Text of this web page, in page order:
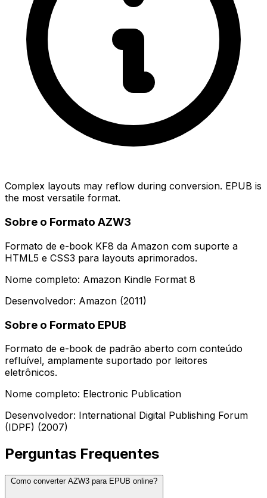
Complex layouts may reflow during conversion. EPUB is
the most versatile format.
Sobre o Formato AZW3
Formato de e-book KF8 da Amazon com suporte a
HTML5 e CSS3 para layouts aprimorados.
Nome completo: Amazon Kindle Format 8
Desenvolvedor: Amazon (2011)
Sobre o Formato EPUB
Formato de e-book de padrão aberto com conteúdo
refluível, amplamente suportado por leitores
eletrônicos.
Nome completo: Electronic Publication
Desenvolvedor: International Digital Publishing Forum
(IDPF) (2007)
Perguntas Frequentes
Como converter AZW3 para EPUB online?